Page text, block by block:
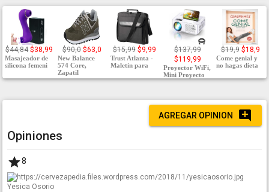
$44,84 $38,99
Masajeador de
silicona femeni
$90,0 $63,0
New Balance
574 Core,
Zapatil
$15,99 $9,99
Trust Atlanta -
Maletín para
$137,99
$119,99
Proyector WiFi,
Mini Proyecto
$19,9 $18,9
Come genial y
no hagas dieta
AGREGAR OPINION
Opiniones
8
Yesica Osorio